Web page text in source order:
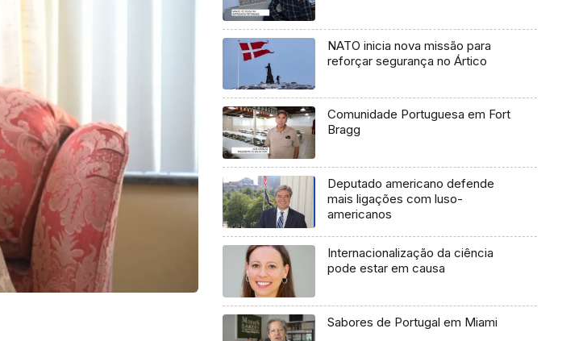
NATO inicia nova missão para
reforçar segurança no Ártico
Comunidade Portuguesa em Fort
Bragg
Deputado americano defende
mais ligações com luso-
americanos
Internacionalização da ciência
pode estar em causa
Sabores de Portugal em Miami